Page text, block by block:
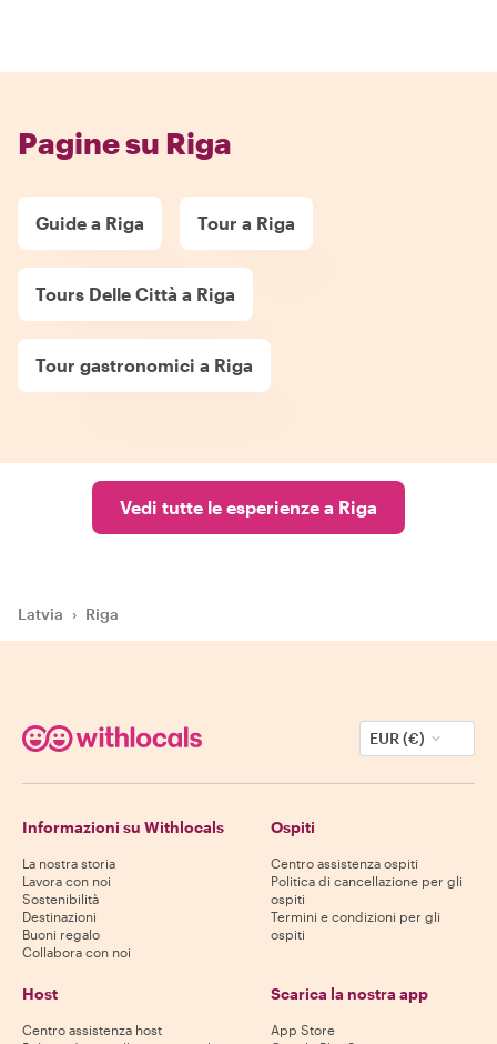
Pagine su Riga
Guide a Riga Tour a Riga
Tours Delle Città a Riga
Tour gastronomici a Riga
Vedi tutte le esperienze a Riga
Latvia › Riga
EUR (€)
Informazioni su Withlocals
La nostra storia
Lavora con noi
Sostenibilità
Destinazioni
Buoni regalo
Collabora con noi
Ospiti
Centro assistenza ospiti
Politica di cancellazione per gli
ospiti
Termini e condizioni per gli
ospiti
Host
Centro assistenza host
Scarica la nostra app
App Store